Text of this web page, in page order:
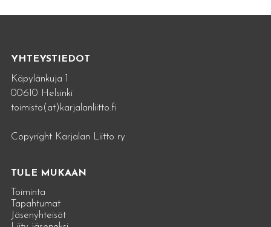
YHTEYSTIEDOT
Käpylänkuja 1
00610 Helsinki
toimisto(at)karjalanliitto.fi
Copyright Karjalan Liitto ry
TULE MUKAAN
Toiminta
Tapahtumat
Jäsenyhteisöt